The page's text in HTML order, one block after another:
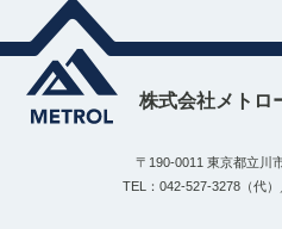
株式会社メトロ
〒190-0011 東京都立川
TEL：042-527-3278（代